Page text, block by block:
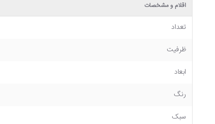
اقلام و مشخصات
تعداد
ظرفیت
ابعاد
رنگ
سبک